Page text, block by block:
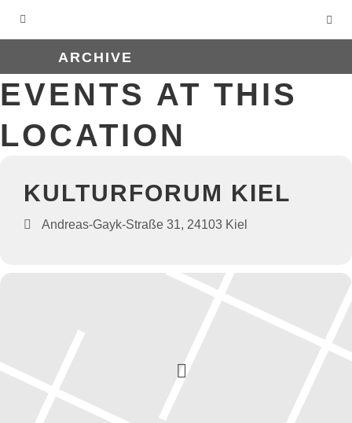
ARCHIVE
EVENTS AT THIS
LOCATION
KULTURFORUM KIEL
Andreas-Gayk-Straße 31, 24103 Kiel